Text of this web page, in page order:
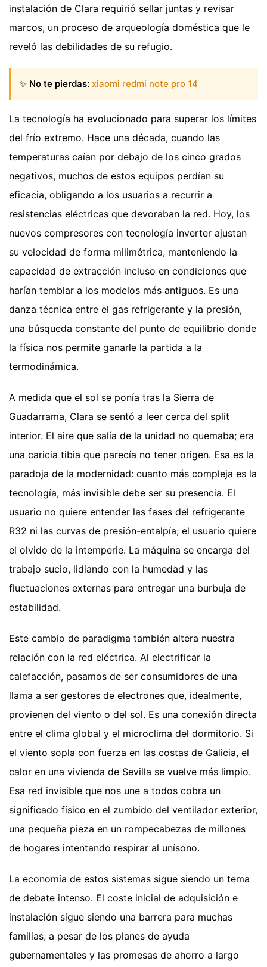
instalación de Clara requirió sellar juntas y revisar
marcos, un proceso de arqueología doméstica que le
reveló las debilidades de su refugio.
✨ No te pierdas: xiaomi redmi note pro 14
La tecnología ha evolucionado para superar los límites
del frío extremo. Hace una década, cuando las
temperaturas caían por debajo de los cinco grados
negativos, muchos de estos equipos perdían su
eficacia, obligando a los usuarios a recurrir a
resistencias eléctricas que devoraban la red. Hoy, los
nuevos compresores con tecnología inverter ajustan
su velocidad de forma milimétrica, manteniendo la
capacidad de extracción incluso en condiciones que
harían temblar a los modelos más antiguos. Es una
danza técnica entre el gas refrigerante y la presión,
una búsqueda constante del punto de equilibrio donde
la física nos permite ganarle la partida a la
termodinámica.
A medida que el sol se ponía tras la Sierra de
Guadarrama, Clara se sentó a leer cerca del split
interior. El aire que salía de la unidad no quemaba; era
una caricia tibia que parecía no tener origen. Esa es la
paradoja de la modernidad: cuanto más compleja es la
tecnología, más invisible debe ser su presencia. El
usuario no quiere entender las fases del refrigerante
R32 ni las curvas de presión-entalpía; el usuario quiere
el olvido de la intemperie. La máquina se encarga del
trabajo sucio, lidiando con la humedad y las
fluctuaciones externas para entregar una burbuja de
estabilidad.
Este cambio de paradigma también altera nuestra
relación con la red eléctrica. Al electrificar la
calefacción, pasamos de ser consumidores de una
llama a ser gestores de electrones que, idealmente,
provienen del viento o del sol. Es una conexión directa
entre el clima global y el microclima del dormitorio. Si
el viento sopla con fuerza en las costas de Galicia, el
calor en una vivienda de Sevilla se vuelve más limpio.
Esa red invisible que nos une a todos cobra un
significado físico en el zumbido del ventilador exterior,
una pequeña pieza en un rompecabezas de millones
de hogares intentando respirar al unísono.
La economía de estos sistemas sigue siendo un tema
de debate intenso. El coste inicial de adquisición e
instalación sigue siendo una barrera para muchas
familias, a pesar de los planes de ayuda
gubernamentales y las promesas de ahorro a largo